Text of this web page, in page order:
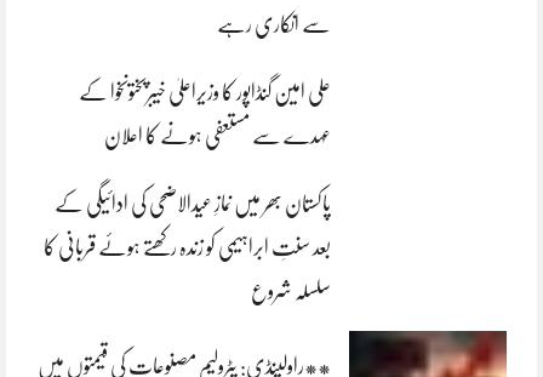
سے انکاری رہے
علی امین گنڈاپور کا وزیراعلیٰ خیبرپختونخوا کے
عہدے سے مستعفی ہونے کا اعلان
پاکستان بھر میں نمازِ عیدالاضحی کی ادائیگی کے
بعد سنتِ ابراہیمی کو زندہ رکھتے ہوئے قربانی کا
سلسلہ شروع
**راولپنڈی: پٹرولیم مصنوعات کی قیمتوں میں